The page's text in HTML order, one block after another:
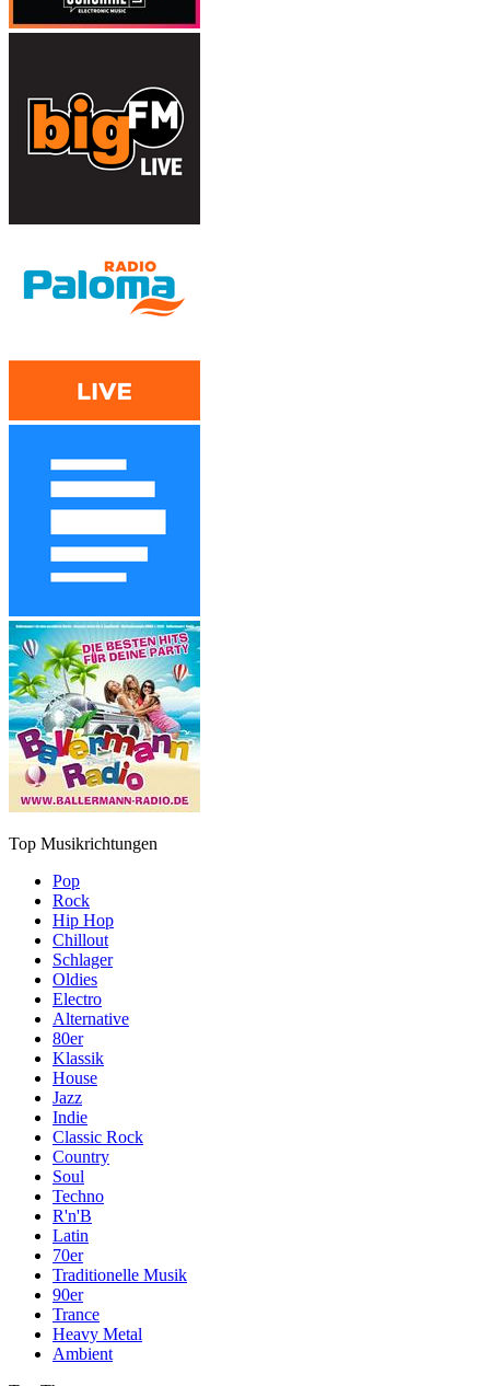
Top Musikrichtungen
Pop
Rock
Hip Hop
Chillout
Schlager
Oldies
Electro
Alternative
80er
Klassik
House
Jazz
Indie
Classic Rock
Country
Soul
Techno
R'n'B
Latin
70er
Traditionelle Musik
90er
Trance
Heavy Metal
Ambient